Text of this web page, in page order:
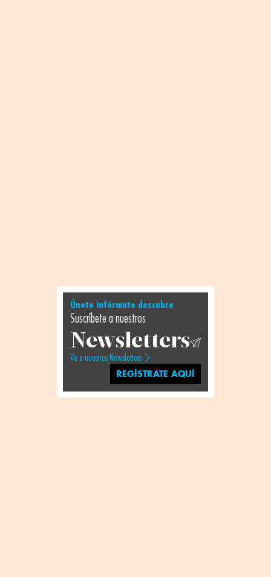
Únete infórmate descubre
Suscríbete a nuestros
Newsletters
Ve a nuestros Newsletters
REGÍSTRATE AQUÍ